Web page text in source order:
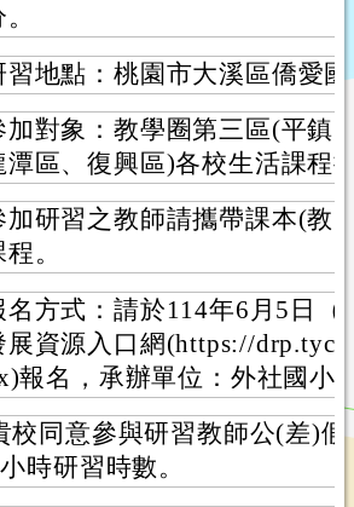
習地點：桃園市大溪區僑愛
加對象：教學圈第三區(平鎮
潭區、復興區)各校生活課程
加研習之教師請攜帶課本(教
。
名方式：請於114年6月5日
展資源入口網(https://
報名，承辦單位：外社國小
校同意參與研習教師公(差)
時研習時數。